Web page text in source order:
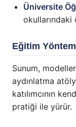
Üniversite
okullarındaki
Eğitim
Sunum,
aydınlatma
katılımcının
pratiği ile yürür.